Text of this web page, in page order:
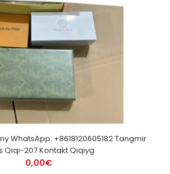
WhatsApp: +8618120605182 Tangmir
Qiqi-207 Kontakt Qiqiyg
0,00€